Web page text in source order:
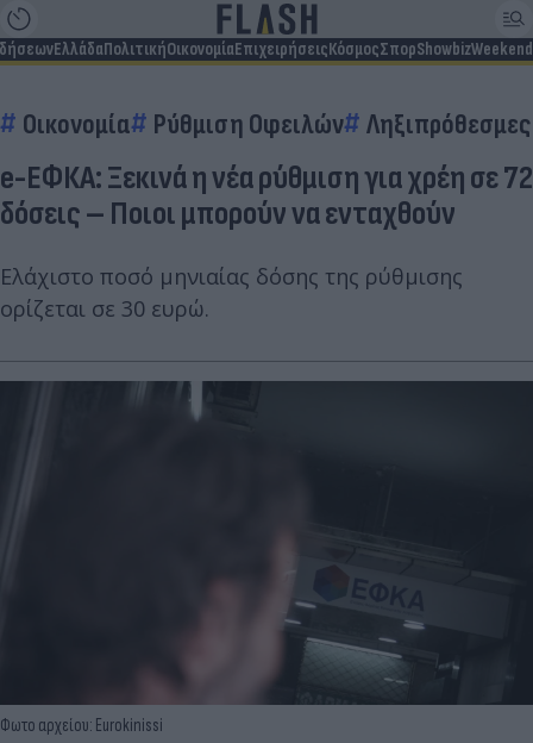
ΕλλάδαΠολιτικήΟικονομίαΕπιχειρήσειςΚόσμοςΣπορShowbizWeekend
Οικονομία Ρύθμιση Οφειλών
e-ΕΦΚΑ: Ξεκινά η νέα ρύθμιση για χρέη σε 72
δόσεις – Ποιοι μπορούν να ενταχθούν
Ελάχιστο ποσό μηνιαίας δόσης της ρύθμισης
ορίζεται σε 30 ευρώ.
Φωτο αρχείου: Eurokinissi